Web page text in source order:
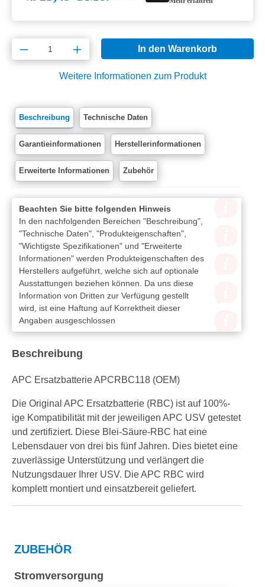
Produkt Anzahl: Gib den gewünschten
In den Warenkorb
Weitere Informationen zum Produkt
Beschreibung Technische Daten
Garantieinformationen Herstellerinformationen
Erweiterte Informationen Zubehör
Beachten Sie bitte folgenden Hinweis
In den nachfolgenden Bereichen "Beschreibung",
"Technische Daten", "Produkteigenschaften",
"Wichtigste Spezifikationen" und "Erweiterte
Informationen" werden Produkteigenschaften des
Herstellers aufgeführt, welche sich auf optionale
Ausstattungen beziehen können. Da uns diese
Information von Dritten zur Verfügung gestellt
wird, ist eine Haftung auf Korrektheit dieser
Angaben ausgeschlossen
Beschreibung
APC Ersatzbatterie APCRBC118 (OEM)
Die Original APC Ersatzbatterie (RBC) ist auf 100%-
ige Kompatibilität mit der jeweiligen APC USV getestet
und zertifiziert. Diese Blei-Säure-RBC hat eine
Lebensdauer von drei bis fünf Jahren. Dies bietet eine
zuverlässige Unterstützung und verlängert die
Nutzungsdauer Ihrer USV. Die APC RBC wird
komplett montiert und einsatzbereit geliefert.
ZUBEHÖR
Stromversorgung